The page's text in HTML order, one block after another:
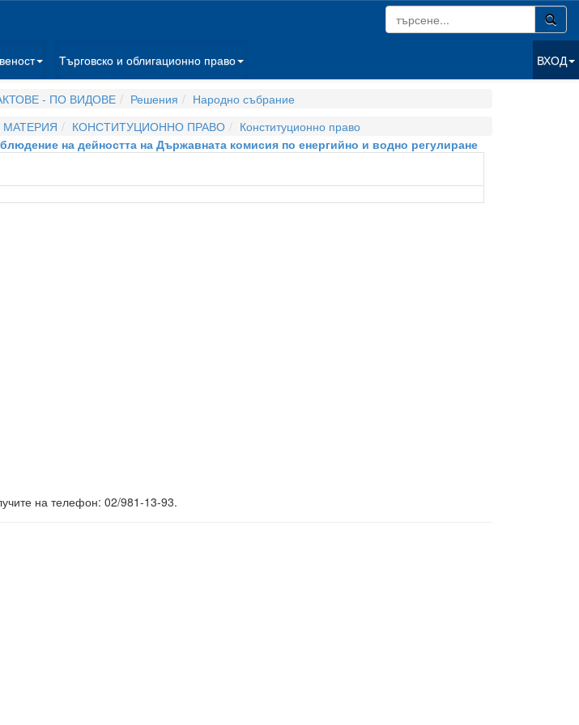
Търговско и облигационно право ВХОД
- ПО ВИДОВЕ Решения
Народно събрание
КОНСТИТУЦИОННО ПРАВО
Конституционно право
на дейността на Държавната комисия по енергийно и водно регулиране
на телефон: 02/981-13-93.